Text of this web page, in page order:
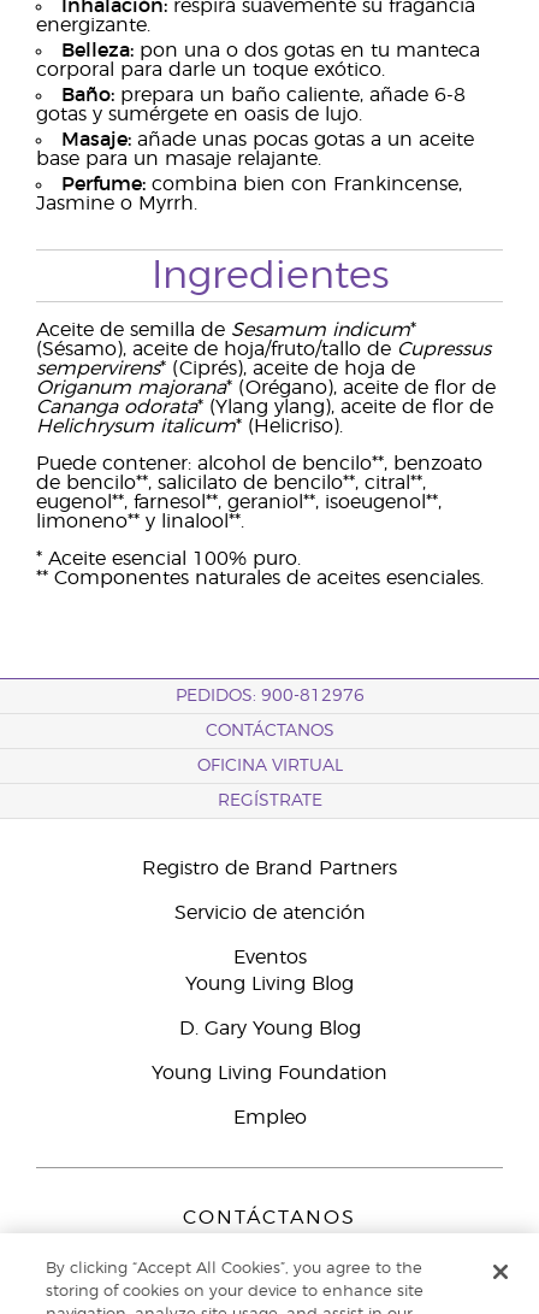
Inhalación: respira suavemente su fragancia
energizante.
Belleza: pon una o dos gotas en tu manteca
corporal para darle un toque exótico.
Baño: prepara un baño caliente, añade 6-8
gotas y sumérgete en oasis de lujo.
Masaje: añade unas pocas gotas a un aceite
base para un masaje relajante.
Perfume: combina bien con Frankincense,
Jasmine o Myrrh.
Ingredientes
Aceite de semilla de Sesamum indicum*
(Sésamo), aceite de hoja/fruto/tallo de Cupressus
sempervirens* (Ciprés), aceite de hoja de
Origanum majorana* (Orégano), aceite de flor de
Cananga odorata* (Ylang ylang), aceite de flor de
Helichrysum italicum* (Helicriso).
Puede contener: alcohol de bencilo**, benzoato
de bencilo**, salicilato de bencilo**, citral**,
eugenol**, farnesol**, geraniol**, isoeugenol**,
limoneno** y linalool**.
* Aceite esencial 100% puro.
** Componentes naturales de aceites esenciales.
PEDIDOS: 900-812976
CONTÁCTANOS
OFICINA VIRTUAL
REGÍSTRATE
Registro de Brand Partners
Servicio de atención
Eventos
Young Living Blog
D. Gary Young Blog
Young Living Foundation
Empleo
CONTÁCTANOS
Peizerweg 97
9727 AJ Groningen
By clicking “Accept All Cookies”, you agree to the
storing of cookies on your device to enhance site